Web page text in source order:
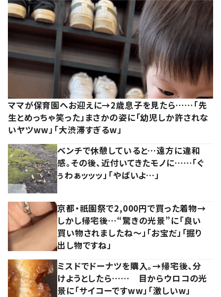
ママが保育園へお迎えに→2歳息子を見たら……「先
生とめっちゃ笑った」まさかの姿に「幼児しか許されな
いヤツww」「大渋滞すぎるw」
ベンチで休憩していると…遠方に違和
感。その後、近付いてきたモノに……「ぐ
ぅわぁッッッ」「やばいよ…」
京都・祇園祭で2,000円で買った着物→
しかし帰宅後…“驚きの光景”に「良い
買い物されましたね～」「お宝だ」「掘り
出し物ですね」
ミスドでドーナツを購入。→帰宅後、分
けようとしたら…… 目からウロコの光
景に「サイコーですww」「激しいw」